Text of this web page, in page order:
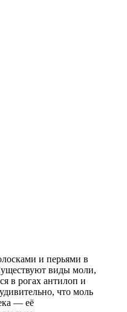
и перьями в
виды моли,
в рогах антилоп и
что моль
— её